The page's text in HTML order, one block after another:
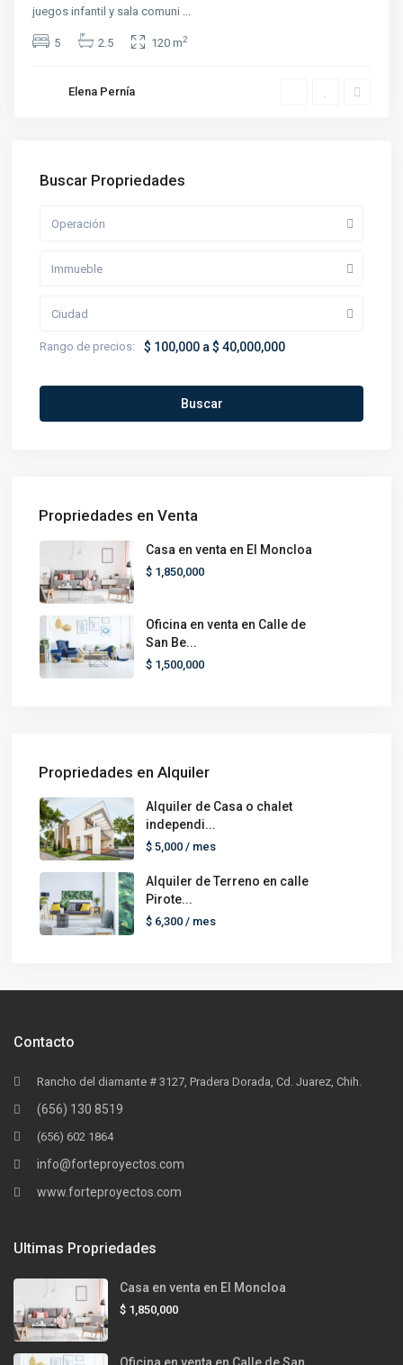
juegos infantil y sala comuni
5 2.5 120 m2
Elena Pernía
Buscar Propriedades
Operación
Immueble
Ciudad
Rango de precios: $ 100,000 a $ 40,000,000
Buscar
Propriedades en Venta
Casa en venta en El Moncloa
$ 1,850,000
Oficina en venta en Calle de
San Be...
$ 1,500,000
Propriedades en Alquiler
Alquiler de Casa o chalet
independi...
$ 5,000/ mes
Alquiler de Terreno en calle
Pirote...
$ 6,300/ mes
Contacto
Rancho del diamante # 3127, Pradera Dorada, Cd. Juarez, Chih.
(656) 130 8519
(656) 602 1864
info@forteproyectos.com
www.forteproyectos.com
Ultimas Propriedades
Casa en venta en El Moncloa
$ 1,850,000
Oficina en venta en Calle de San